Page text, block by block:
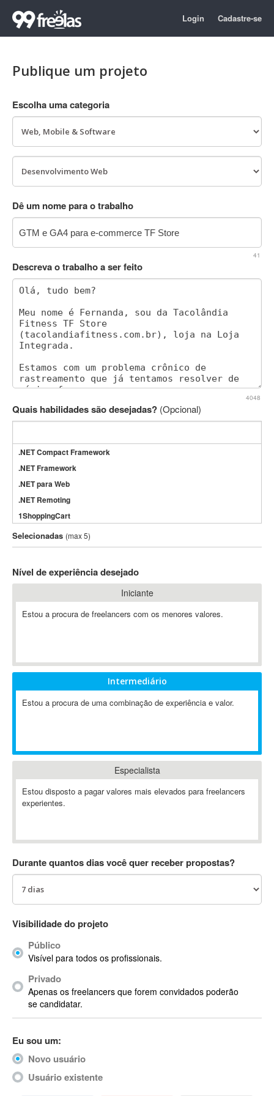
Login Cadastre-se
Publique um projeto
Escolha uma categoria
Dê um nome para o trabalho
41
Descreva o trabalho a ser feito
4048
Quais habilidades são desejadas? (Opcional)
.NET Compact Framework
.NET Framework
.NET para Web
.NET Remoting
1ShoppingCart
3DS Max
3GSM
802.11
A-GPS
ABAP
Abaqus
ABBYY FineReader
Ableton
Ableton Push
Abstract
AC3
ACID Pro
ACPI
Acrobat
Acrobat X
Acronis
ACT
Actimize
ActionScript
ActionScript 3
Selecionadas (max 5)
Nível de experiência desejado
Iniciante
Estou a procura de freelancers com os menores valores.
Intermediário
Estou a procura de uma combinação de experiência e valor.
Especialista
Estou disposto a pagar valores mais elevados para freelancers
experientes.
Durante quantos dias você quer receber propostas?
Visibilidade do projeto
Público
Visível para todos os profissionais.
Privado
Apenas os freelancers que forem convidados poderão
se candidatar.
Eu sou um:
Novo usuário
Usuário existente